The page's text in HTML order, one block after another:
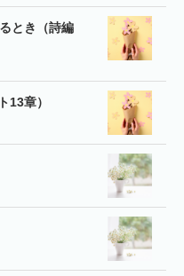
とき（詩編
13章）